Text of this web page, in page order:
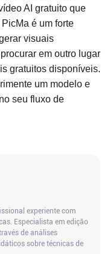
AI gratuito que
é um forte
visuais
em outro lugar
gratuitos disponíveis.
um modelo e
seu fluxo de
experiente com
Especialista em edição
de análises
sobre técnicas de